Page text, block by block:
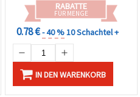
RABATTE
FÜR MENGE
0.78 €- 40 %10 Schachtel +
IN DEN WARENKORB